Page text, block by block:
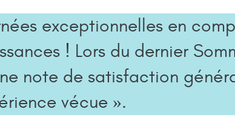
exceptionnelles en
! Lors du dernier
note de satisfaction
vécue ».